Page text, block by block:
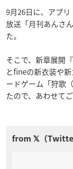
9月26日に、アプリ
放送「月刊あんさ
た。
そこで、新章展開
とfineの新衣装や
ードゲーム「狩歌
たので、あわせて